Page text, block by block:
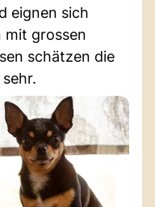
eignen sich
mit grossen
schätzen die